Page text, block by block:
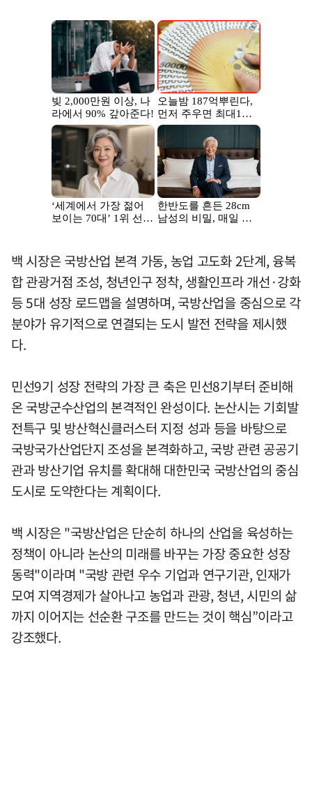
백 시장은 국방산업 본격 가동, 농업 고도화 2단계, 융복
합 관광거점 조성, 청년인구 정착, 생활인프라 개선·강화
등 5대 성장 로드맵을 설명하며, 국방산업을 중심으로 각
분야가 유기적으로 연결되는 도시 발전 전략을 제시했
다.
민선9기 성장 전략의 가장 큰 축은 민선8기부터 준비해
온 국방군수산업의 본격적인 완성이다. 논산시는 기회발
전특구 및 방산혁신클러스터 지정 성과 등을 바탕으로
국방국가산업단지 조성을 본격화하고, 국방 관련 공공기
관과 방산기업 유치를 확대해 대한민국 국방산업의 중심
도시로 도약한다는 계획이다.
백 시장은 "국방산업은 단순히 하나의 산업을 육성하는
정책이 아니라 논산의 미래를 바꾸는 가장 중요한 성장
동력"이라며 "국방 관련 우수 기업과 연구기관, 인재가
모여 지역경제가 살아나고 농업과 관광, 청년, 시민의 삶
까지 이어지는 선순환 구조를 만드는 것이 핵심”이라고
강조했다.